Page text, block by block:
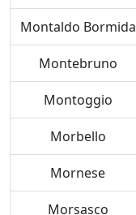
Montaldo Bormida
Montebruno
Montoggio
Morbello
Mornese
Morsasco